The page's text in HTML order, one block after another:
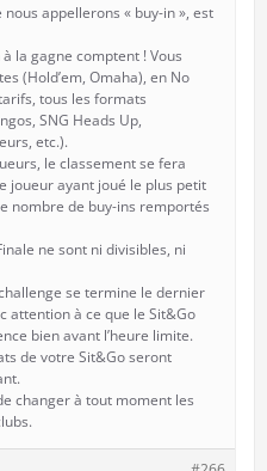
appellerons « buy-in », est
la gagne comptent ! Vous
(Hold’em, Omaha), en No
tous les formats
SNG Heads Up,
etc.).
le classement se fera
joueur ayant joué le plus petit
nombre de buy-ins remportés
ne sont ni divisibles, ni
se termine le dernier
attention à ce que le Sit&Go
bien avant l’heure limite.
de votre Sit&Go seront
changer à tout moment les